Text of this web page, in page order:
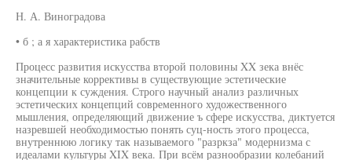
Н. А. Виноградова
• б ; а я характеристика рабств
Процесс развития искусства второй половины XX зека внёс
значительные коррективы в существующие эстетические
концепции к суждения. Строго научный анализ различных
эстетических концепций современного художественного
мышления, определяющий движение ъ сфере искусства, диктуется
назревшей необходимостью понять суц-ность этого процесса,
внутреннюю логику так называемого "разркза" модернизма с
идеалами культуры XIX века. При всём разнообразии колебаний